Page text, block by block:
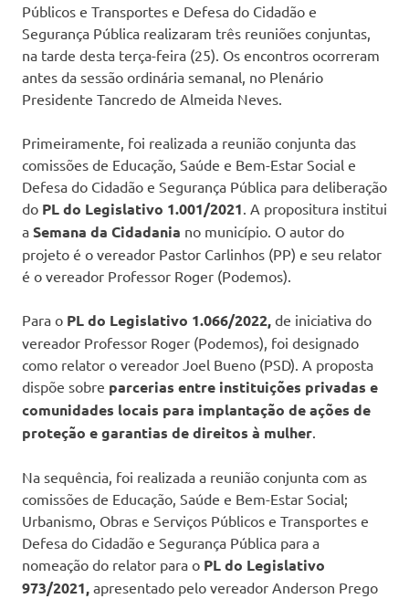
Públicos e Transportes e Defesa do Cidadão e
Segurança Pública realizaram três reuniões conjuntas,
na tarde desta terça-feira (25). Os encontros ocorreram
antes da sessão ordinária semanal, no Plenário
Presidente Tancredo de Almeida Neves.
Primeiramente, foi realizada a reunião conjunta das
comissões de Educação, Saúde e Bem-Estar Social e
Defesa do Cidadão e Segurança Pública para deliberação
do PL do Legislativo 1.001/2021. A propositura institui
a Semana da Cidadania no município. O autor do
projeto é o vereador Pastor Carlinhos (PP) e seu relator
é o vereador Professor Roger (Podemos).
Para o PL do Legislativo 1.066/2022, de iniciativa do
vereador Professor Roger (Podemos), foi designado
como relator o vereador Joel Bueno (PSD). A proposta
dispõe sobre parcerias entre instituições privadas e
comunidades locais para implantação de ações de
proteção e garantias de direitos à mulher.
Na sequência, foi realizada a reunião conjunta com as
comissões de Educação, Saúde e Bem-Estar Social;
Urbanismo, Obras e Serviços Públicos e Transportes e
Defesa do Cidadão e Segurança Pública para a
nomeação do relator para o PL do Legislativo
973/2021, apresentado pelo vereador Anderson Prego